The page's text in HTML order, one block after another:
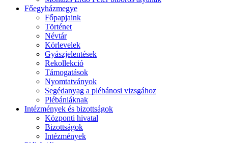
Főegyházmegye
Főpapjaink
Történet
Névtár
Körlevelek
Gyászjelentések
Rekollekció
Támogatások
Nyomtatványok
Segédanyag a plébánosi vizsgához
Plébániáknak
Intézmények és bizottságok
Központi hivatal
Bizottságok
Intézmények